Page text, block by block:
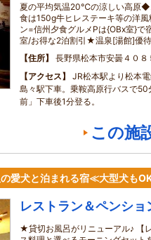
夏の平均気温20℃の涼しい高原
食は150g牛ヒレステーキ等の洋
ン=信州夕食グルメPは{OBx室}
室/お得な2泊割引★温泉[湯館]優
住所
長野県松本市安曇４０８
アクセス
JR松本駅より松本
島々駅下車。乗鞍高原行バスで50
前」下車後1分登る。
この施
愛犬と泊まれる宿≪大型犬も
レストラン＆ペンシ
★貸切お風呂がリニューアル♪ 【